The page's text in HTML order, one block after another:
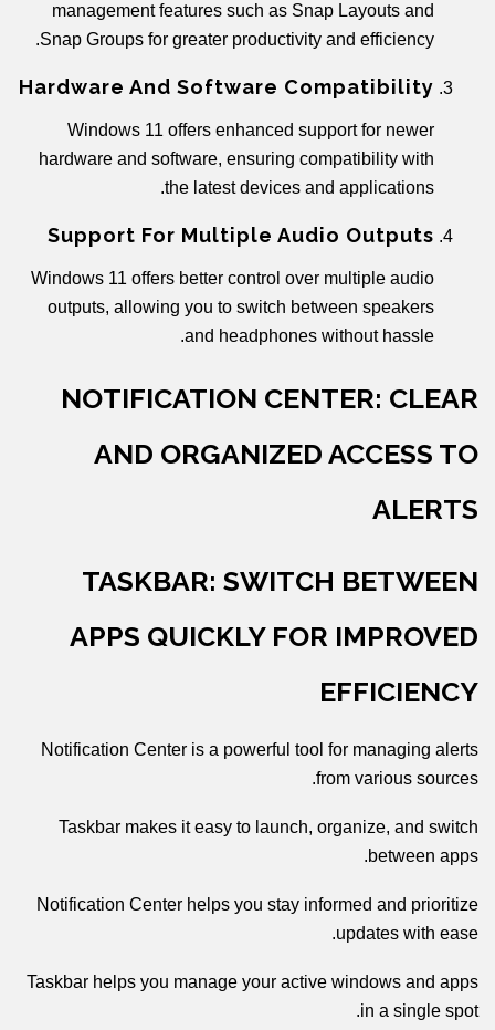
management features such as Snap Layouts and
Snap Groups for greater productivity and efficiency.
Hardware And Software Compatibility
Windows 11 offers enhanced support for newer
hardware and software, ensuring compatibility with
the latest devices and applications.
Support For Multiple Audio Outputs
Windows 11 offers better control over multiple audio
outputs, allowing you to switch between speakers
and headphones without hassle.
NOTIFICATION CENTER: CLEAR
AND ORGANIZED ACCESS TO
ALERTS
TASKBAR: SWITCH BETWEEN
APPS QUICKLY FOR IMPROVED
EFFICIENCY
Notification Center is a powerful tool for managing alerts
from various sources.
Taskbar makes it easy to launch, organize, and switch
between apps.
Notification Center helps you stay informed and prioritize
updates with ease.
Taskbar helps you manage your active windows and apps
in a single spot.